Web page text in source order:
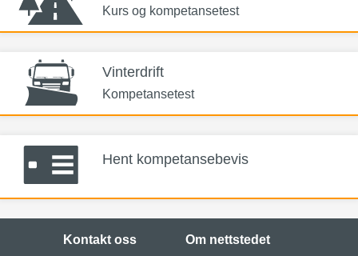
Kurs og kompetansetest
Vinterdrift
Kompetansetest
Hent kompetansebevis
Kontakt oss Om nettstedet